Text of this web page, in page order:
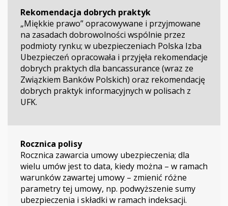
Rekomendacja dobrych praktyk
„Miękkie prawo” opracowywane i przyjmowane
na zasadach dobrowolności wspólnie przez
podmioty rynku; w ubezpieczeniach Polska Izba
Ubezpieczeń opracowała i przyjęła rekomendacje
dobrych praktych dla bancassurance (wraz ze
Związkiem Banków Polskich) oraz rekomendację
dobrych praktyk informacyjnych w polisach z
UFK.
Rocznica polisy
Rocznica zawarcia umowy ubezpieczenia; dla
wielu umów jest to data, kiedy można – w ramach
warunków zawartej umowy – zmienić różne
parametry tej umowy, np. podwyższenie sumy
ubezpieczenia i składki w ramach indeksacji.